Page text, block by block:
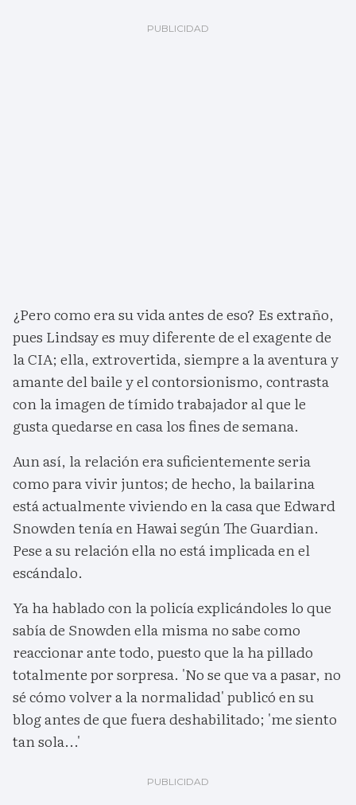
¿Pero como era su vida antes de eso? Es extraño,
pues Lindsay es muy diferente de el exagente de
la CIA; ella, extrovertida, siempre a la aventura y
amante del baile y el contorsionismo, contrasta
con la imagen de tímido trabajador al que le
gusta quedarse en casa los fines de semana.
Aun así, la relación era suficientemente seria
como para vivir juntos; de hecho, la bailarina
está actualmente viviendo en la casa que Edward
Snowden tenía en Hawai según The Guardian.
Pese a su relación ella no está implicada en el
escándalo.
Ya ha hablado con la policía explicándoles lo que
sabía de Snowden ella misma no sabe como
reaccionar ante todo, puesto que la ha pillado
totalmente por sorpresa. 'No se que va a pasar, no
sé cómo volver a la normalidad' publicó en su
blog antes de que fuera deshabilitado; 'me siento
tan sola...'